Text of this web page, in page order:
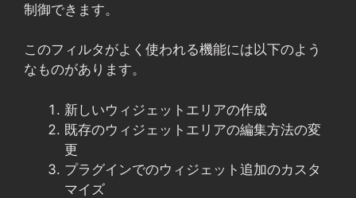
制御できます。
このフィルタがよく使われる機能には以下のよう
なものがあります。
新しいウィジェットエリアの作成
既存のウィジェットエリアの編集方法の変
更
プラグインでのウィジェット追加のカスタ
マイズ